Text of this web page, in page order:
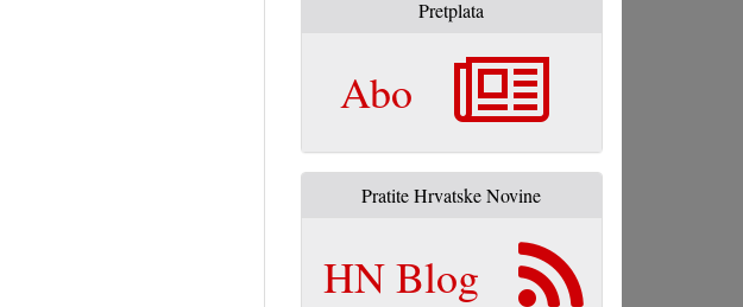
Pretplata
Abo
Pratite Hrvatske Novine
HN Blog